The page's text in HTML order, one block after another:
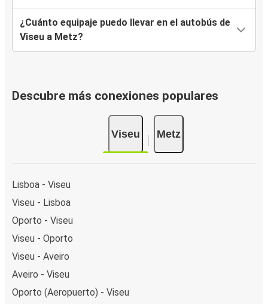
¿Cuánto equipaje puedo llevar en el autobús de
Viseu a Metz?
Descubre más conexiones populares
Viseu Metz
Lisboa - Viseu
Viseu - Lisboa
Oporto - Viseu
Viseu - Oporto
Viseu - Aveiro
Aveiro - Viseu
Oporto (Aeropuerto) - Viseu